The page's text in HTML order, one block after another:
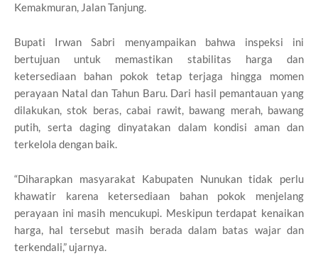
Kemakmuran, Jalan Tanjung.
Bupati Irwan Sabri menyampaikan bahwa inspeksi ini
bertujuan untuk memastikan stabilitas harga dan
ketersediaan bahan pokok tetap terjaga hingga momen
perayaan Natal dan Tahun Baru. Dari hasil pemantauan yang
dilakukan, stok beras, cabai rawit, bawang merah, bawang
putih, serta daging dinyatakan dalam kondisi aman dan
terkelola dengan baik.
“Diharapkan masyarakat Kabupaten Nunukan tidak perlu
khawatir karena ketersediaan bahan pokok menjelang
perayaan ini masih mencukupi. Meskipun terdapat kenaikan
harga, hal tersebut masih berada dalam batas wajar dan
terkendali,” ujarnya.